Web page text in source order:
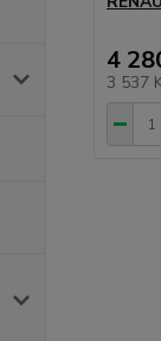
4
3 537